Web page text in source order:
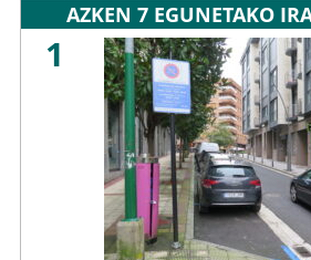
AZKEN 7 EGUNETAKO
1